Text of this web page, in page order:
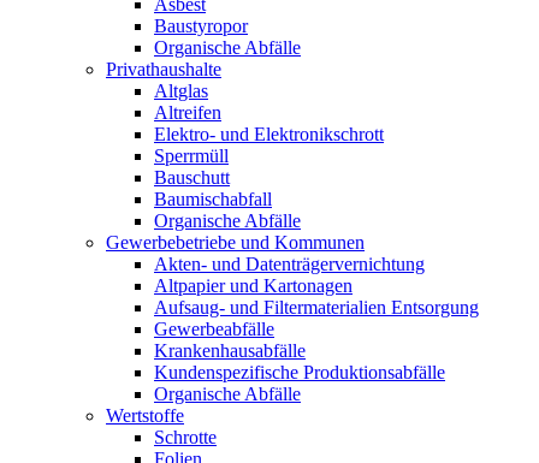
Asbest
Baustyropor
Organische Abfälle
Privathaushalte
Altglas
Altreifen
Elektro- und Elektronikschrott
Sperrmüll
Bauschutt
Baumischabfall
Organische Abfälle
Gewerbebetriebe und Kommunen
Akten- und Datenträgervernichtung
Altpapier und Kartonagen
Aufsaug- und Filtermaterialien Entsorgung
Gewerbeabfälle
Krankenhausabfälle
Kundenspezifische Produktionsabfälle
Organische Abfälle
Wertstoffe
Schrotte
Folien